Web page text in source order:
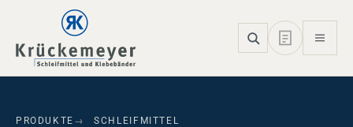
Skip to main navigation
Skip to main content
Skip to page footer
PRODUKTE
SCHLEIFMITTEL